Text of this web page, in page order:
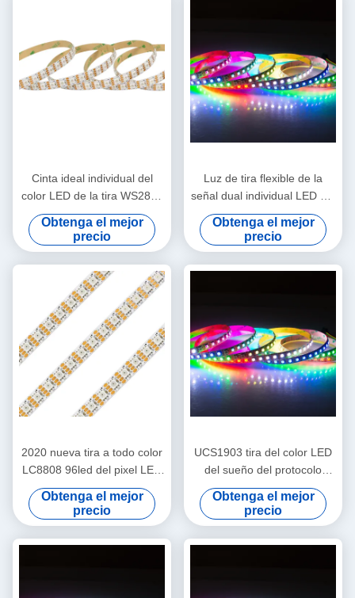
Cinta ideal individual del
color LED de la tira WS2815
del pixel de DC12V LC8808B
Obtenga el mejor
precio
Luz de tira flexible de la
señal dual individual LED del
pixel LC8808B de DC12V
Obtenga el mejor
precio
2020 nueva tira a todo color
LC8808 96led del pixel LED
de la tecnología DC12V
Digitaces RGB
Obtenga el mejor
precio
UCS1903 tira del color LED
del sueño del protocolo
DC12V los 96Pixel/m los
96LED/m Digitaces RGB
LC8808
Obtenga el mejor
precio